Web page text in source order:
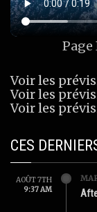
Voir les
Voir les
Voir les
CES
AOÛT 7TH
9:37 AM